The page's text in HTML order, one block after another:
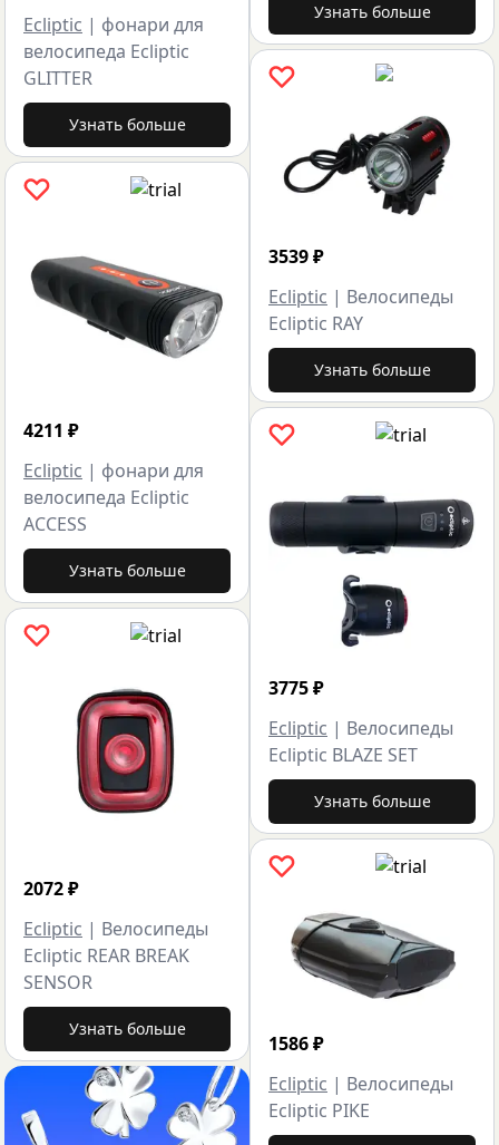
Ecliptic | фонари для
велосипеда Ecliptic
GLITTER
Узнать больше
4211 ₽
Ecliptic | фонари для
велосипеда Ecliptic
ACCESS
Узнать больше
2072₽
Ecliptic | Велосипеды
Ecliptic REAR BREAK
SENSOR
Узнать больше
Узнать больше
3539₽
Ecliptic | Велосипеды
Ecliptic RAY
Узнать больше
3775₽
Ecliptic | Велосипеды
Ecliptic BLAZE SET
Узнать больше
1586₽
Ecliptic | Велосипеды
Ecliptic PIKE